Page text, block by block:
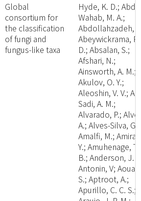
Global
consortium for
the classification
of fungi and
fungus-like taxa
Hyde, K. D.;
Wahab, M. A.;
Abdollahzadeh,
Abeywickrama, P.
D.; Absalan, S.;
Afshari, N.;
Ainsworth, A. M.;
Akulov, O. Y.;
Aleoshin, V. V.; Al-
Sadi, A. M.;
Alvarado, P.;
A.; Alves-Silva, G.;
Amalfi, M.; Amira,
Y.; Amuhenage, T.
B.; Anderson, J.
Antonin, V; Aouali,
S.; Aptroot, A.;
Apurillo, C. C. S.;